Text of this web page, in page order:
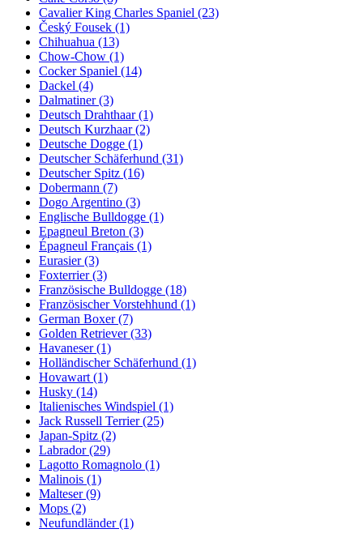
Cavalier King Charles Spaniel (23)
Český Fousek (1)
Chihuahua (13)
Chow-Chow (1)
Cocker Spaniel (14)
Dackel (4)
Dalmatiner(3)
Deutsch Drahthaar(1)
Deutsch Kurzhaar(2)
Deutsche Dogge (1)
Deutscher Schäferhund (31)
Deutscher Spitz (16)
Dobermann (7)
Dogo Argentino (3)
Englische Bulldogge (1)
Epagneul Breton (3)
Épagneul Français (1)
Eurasier(3)
Foxterrier(3)
Französische Bulldogge (18)
Französischer Vorstehhund (1)
German Boxer(7)
Golden Retriever(33)
Havaneser(1)
Holländischer Schäferhund (1)
Hovawart (1)
Husky (14)
Italienisches Windspiel (1)
Jack Russell Terrier(25)
Japan-Spitz (2)
Labrador(29)
Lagotto Romagnolo (1)
Malinois (1)
Malteser(9)
Mops (2)
Neufundländer(1)